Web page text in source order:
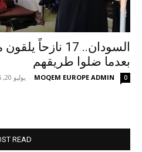
السودان.. 17
بعدما ضلوا طريقهم
MOQEM EUROPE ADMIN
- يوليو 20, 2025 0
READ